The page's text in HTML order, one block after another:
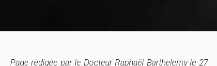
Page rédigée par le Docteur Raphaël Barthelemy le 27